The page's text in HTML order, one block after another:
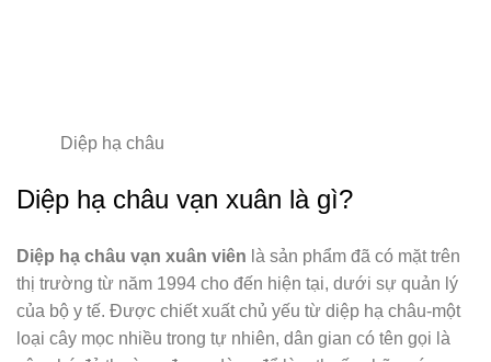
Diệp hạ châu
Diệp hạ châu vạn xuân là gì?
Diệp hạ châu vạn xuân viên là sản phẩm đã có mặt trên
thị trường từ năm 1994 cho đến hiện tại, dưới sự quản lý
của bộ y tế. Được chiết xuất chủ yếu từ diệp hạ châu-một
loại cây mọc nhiều trong tự nhiên, dân gian có tên gọi là